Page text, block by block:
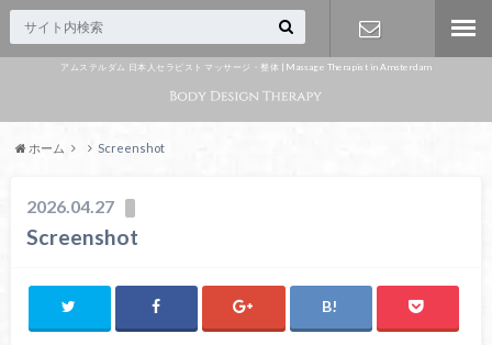
アムステルダム 日本人セラピスト マッサージ・整体 | Massage Therapist in Amsterdam
ホーム Screenshot
2026.04.27
Screenshot